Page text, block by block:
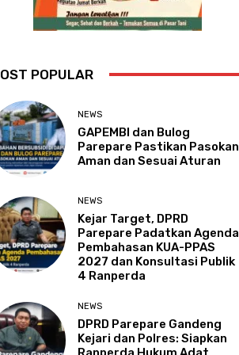
POPULAR
NEWS
GAPEMBI dan Bulog
Parepare Pastikan Pasokan
Aman dan Sesuai Aturan
NEWS
Kejar Target, DPRD
Parepare Padatkan Agenda
Pembahasan KUA-PPAS
2027 dan Konsultasi Publik
4 Ranperda
NEWS
DPRD Parepare Gandeng
Kejari dan Polres: Siapkan